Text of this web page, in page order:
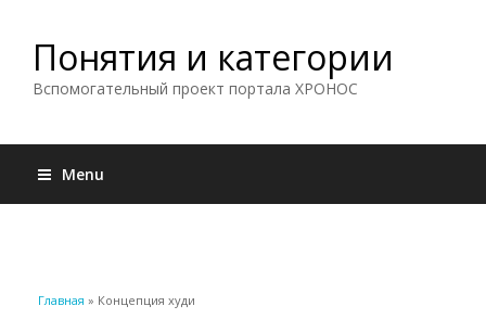
Понятия и категории
Вспомогательный проект портала ХРОНОС
Menu
Вы здесь
Главная » Концепция худи